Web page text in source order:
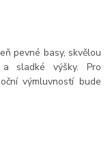
pevné basy, skvělou
a sladké výšky. Pro
výmluvností bude